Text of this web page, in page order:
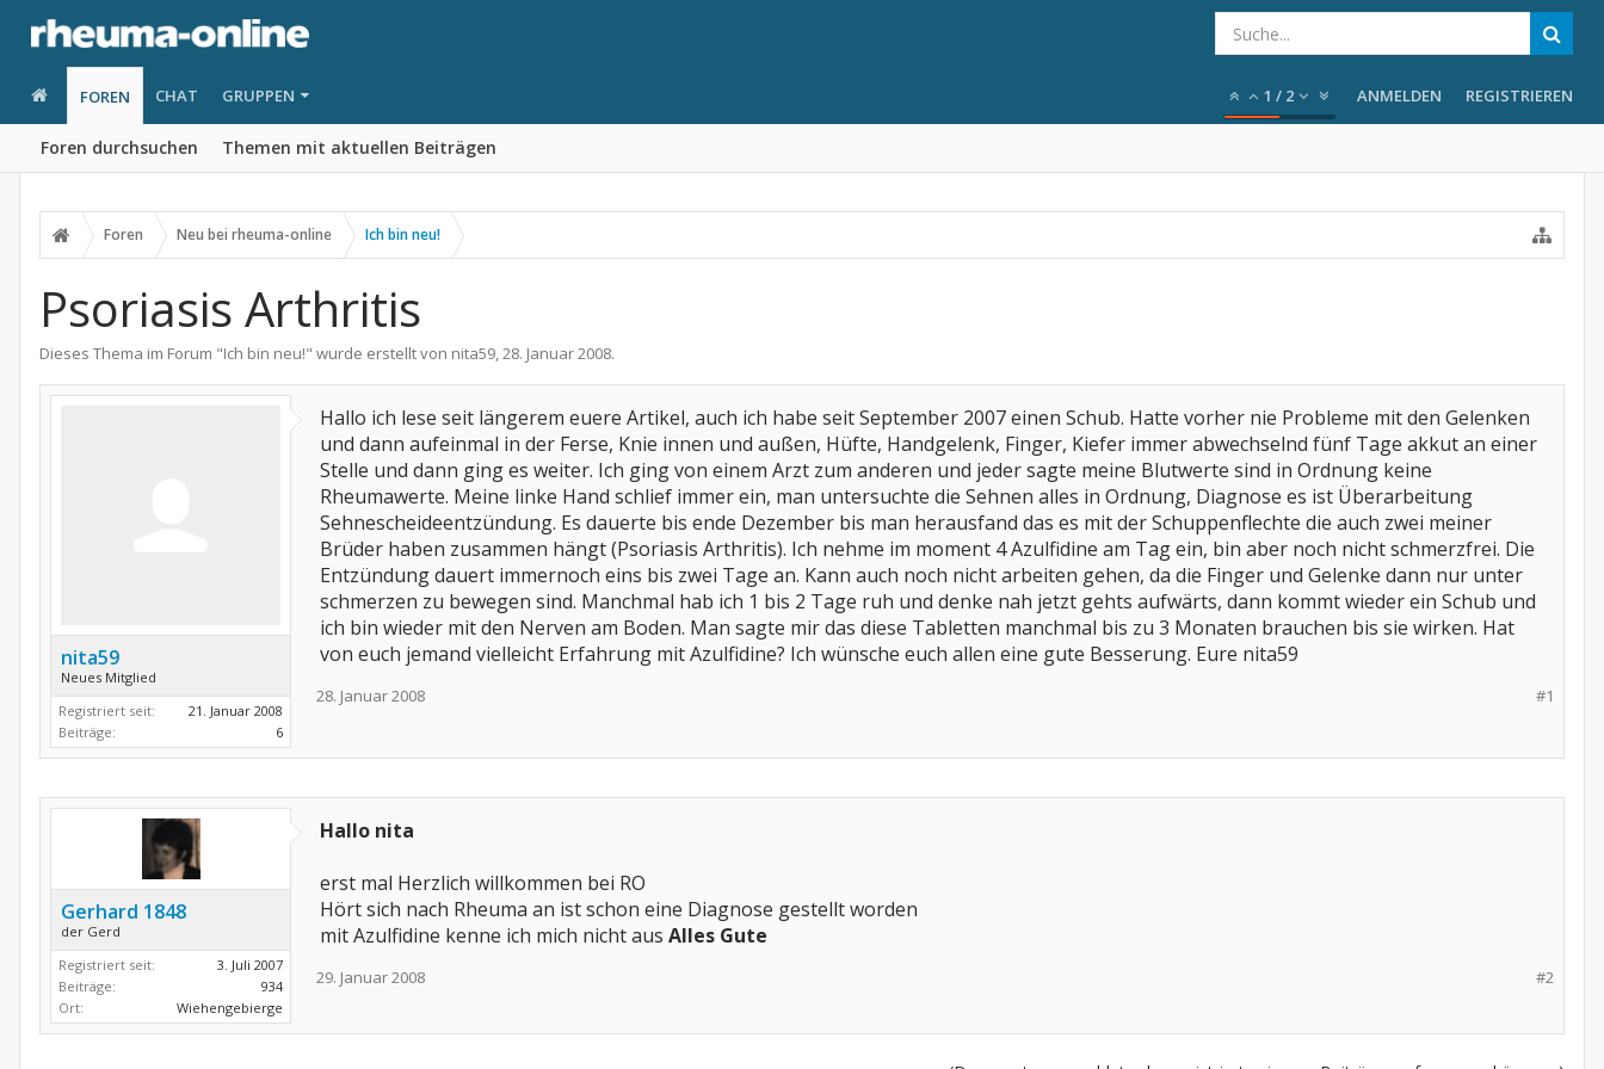
FOREN
Foren durchsuchen Themen mit aktuellen Beiträgen
CHAT GRUPPEN 1 / 2 ANMELDEN REGISTRIEREN
Foren Neu bei rheuma-online Ich bin neu!
Psoriasis Arthritis
Dieses Thema im Forum "Ich bin neu!" wurde erstellt von nita59,28. Januar 2008.
nita59
Neues Mitglied
Registriert seit:
21. Januar 2008
Beiträge:
6
Hallo ich lese seit längerem euere Artikel, auch ich habe seit September 2007 einen Schub. Hatte vorher nie Probleme mit den Gelenken
und dann aufeinmal in der Ferse, Knie innen und außen, Hüfte, Handgelenk, Finger, Kiefer immer abwechselnd fünf Tage akkut an einer
Stelle und dann ging es weiter. Ich ging von einem Arzt zum anderen und jeder sagte meine Blutwerte sind in Ordnung keine
Rheumawerte. Meine linke Hand schlief immer ein, man untersuchte die Sehnen alles in Ordnung, Diagnose es ist Überarbeitung
Sehnescheideentzündung. Es dauerte bis ende Dezember bis man herausfand das es mit der Schuppenflechte die auch zwei meiner
Brüder haben zusammen hängt (Psoriasis Arthritis). Ich nehme im moment 4 Azulfidine am Tag ein, bin aber noch nicht schmerzfrei. Die
Entzündung dauert immernoch eins bis zwei Tage an. Kann auch noch nicht arbeiten gehen, da die Finger und Gelenke dann nur unter
schmerzen zu bewegen sind. Manchmal hab ich 1 bis 2 Tage ruh und denke nah jetzt gehts aufwärts, dann kommt wieder ein Schub und
ich bin wieder mit den Nerven am Boden. Man sagte mir das diese Tabletten manchmal bis zu 3 Monaten brauchen bis sie wirken. Hat
von euch jemand vielleicht Erfahrung mit Azulfidine? Ich wünsche euch allen eine gute Besserung. Eure nita59
#1
28. Januar 2008
Gerhard 1848
der Gerd
Registriert seit:
3. Juli 2007
Beiträge:
934
Ort:
Wiehengebierge
Hallo nita
erst mal Herzlich willkommen bei RO
Hört sich nach Rheuma an ist schon eine Diagnose gestellt worden
mit Azulfidine kenne ich mich nicht aus Alles Gute
#2
29. Januar 2008